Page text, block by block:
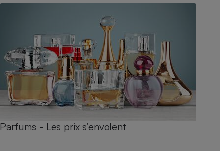
Parfums - Les prix s’envolent